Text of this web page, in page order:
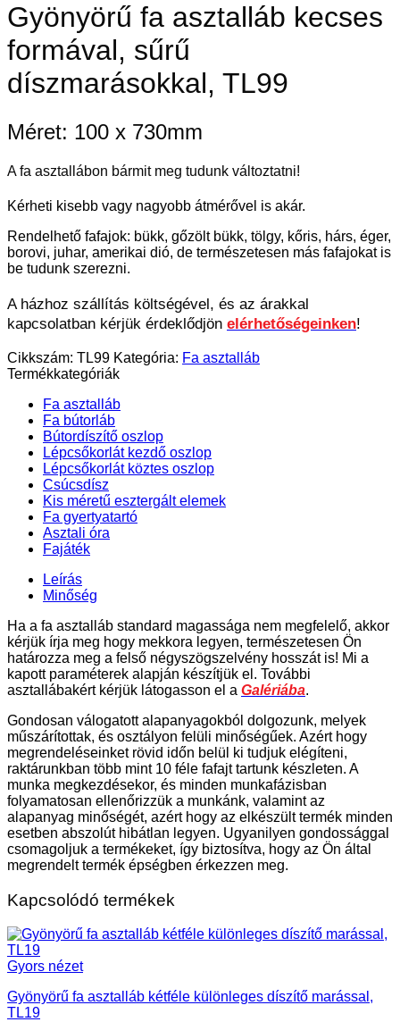
Gyönyörű fa asztalláb kecses
formával, sűrű
díszmarásokkal, TL99
Méret: 100 x 730mm
A fa asztallábon bármit meg tudunk változtatni!
Kérheti kisebb vagy nagyobb átmérővel is akár.
Rendelhető fafajok: bükk, gőzölt bükk, tölgy, kőris, hárs, éger,
borovi, juhar, amerikai dió, de természetesen más fafajokat is
be tudunk szerezni.
A házhoz szállítás költségével, és az árakkal
kapcsolatban kérjük érdeklődjön elérhetőségeinken!
Cikkszám: TL99 Kategória: Fa asztalláb
Termékkategóriák
Fa asztalláb
Fa bútorláb
Bútordíszítő oszlop
Lépcsőkorlát kezdő oszlop
Lépcsőkorlát köztes oszlop
Csúcsdísz
Kis méretű esztergált elemek
Fa gyertyatartó
Asztali óra
Fajáték
Leírás
Minőség
Ha a fa asztalláb standard magassága nem megfelelő, akkor
kérjük írja meg hogy mekkora legyen, természetesen Ön
határozza meg a felső négyszögszelvény hosszát is! Mi a
kapott paraméterek alapján készítjük el. További
asztallábakért kérjük látogasson el a Galériába.
Gondosan válogatott alapanyagokból dolgozunk, melyek
műszárítottak, és osztályon felüli minőségűek. Azért hogy
megrendeléseinket rövid időn belül ki tudjuk elégíteni,
raktárunkban több mint 10 féle fafajt tartunk készleten. A
munka megkezdésekor, és minden munkafázisban
folyamatosan ellenőrizzük a munkánk, valamint az
alapanyag minőségét, azért hogy az elkészült termék minden
esetben abszolút hibátlan legyen. Ugyanilyen gondossággal
csomagoljuk a termékeket, így biztosítva, hogy az Ön által
megrendelt termék épségben érkezzen meg.
Kapcsolódó termékek
Gyors nézet
Gyönyörű fa asztalláb kétféle különleges díszítő marással,
TL19